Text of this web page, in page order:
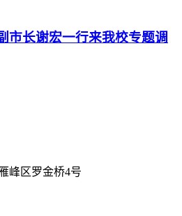
市长谢宏一行来我校专题调
峰区罗金桥4号